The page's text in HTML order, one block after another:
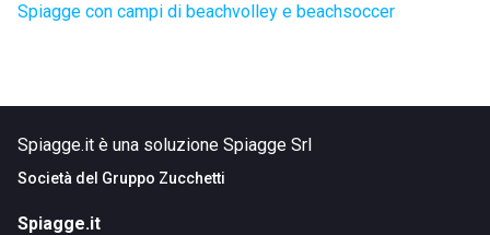
Spiagge con campi di beachvolley e beachsoccer
Spiagge.it è una soluzione Spiagge Srl
Società del Gruppo Zucchetti
Spiagge.it